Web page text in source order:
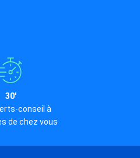
30'
conseil à
de chez vous